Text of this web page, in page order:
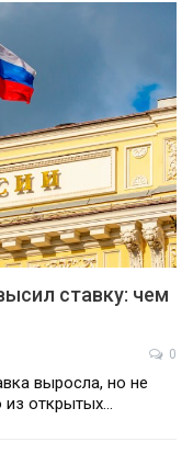
ставку: чем
0
выросла, но не
из открытых…